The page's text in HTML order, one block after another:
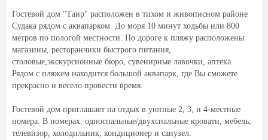
Гостевой дом "Таир" расположен в тихом и живописном районе
Судака рядом с аквапарком. До моря 10 минут ходьбы или 800
метров по пологой местности. По дороге к пляжу расположены
магазины, ресторанчики быстрого питания,
столовые,экскурсионные бюро, сувенирные лавочки, аптека.
Рядом с пляжем находится большой аквапарк, где Вы сможете
прекрасно и весело провести время.
Гостевой дом приглашает на отдых в уютные 2, 3, и 4-местные
номера. В номерах: односпальные/двухспальные кровати, мебель,
телевизор, холодильник, кондиционер и санузел.